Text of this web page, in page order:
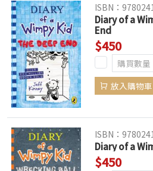
ISBN：
Diary of a
End
$450
放入購物車
ISBN：
Diary of a
$450